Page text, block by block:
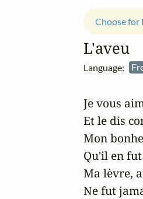
L'aveu
Language:
Choose for
Je vous
Et le dis
Mon
Qu'il en
Ma lèvre,
Ne fut